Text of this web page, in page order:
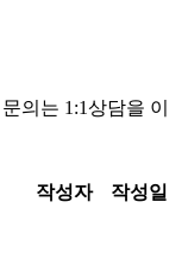
의는 1:1상담을 이
작성자 작성일